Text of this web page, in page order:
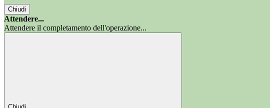
Chiudi
Attendere...
Attendere il completamento dell'operazione...